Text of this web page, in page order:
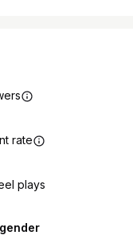
rate
plays